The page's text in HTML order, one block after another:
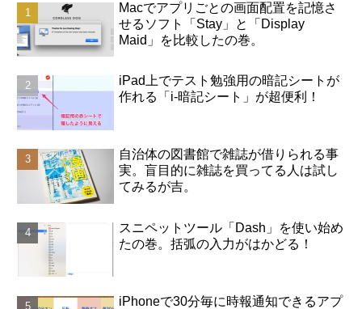
Macでアプリごとの画面配置を記憶さ
せるソフト「Stay」と「Display
Maid」を比較したの巻。
iPad上でテスト勉強用の暗記シートが
作れる「i-暗記シート」が超便利！
自治体の図書館で雑誌が借りられる事
実。盲目的に雑誌を買ってる人は試し
てみるが吉。
スニペットツール「Dash」を使い始め
たの巻。括弧の入力がはかどる！
iPhoneで30分毎に時報通知できるアプ